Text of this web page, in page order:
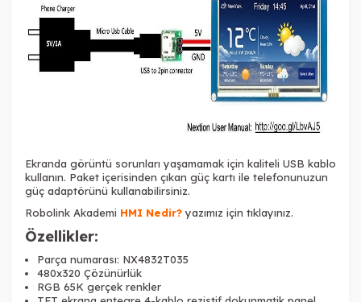
Ekranda görüntü sorunları yaşamamak için kaliteli USB kablo
kullanın. Paket içerisinden çıkan güç kartı ile telefonunuzun
güç adaptörünü kullanabilirsiniz.
Robolink Akademi HMI Nedir?yazımız için tıklayınız.
Özellikler:
Parça numarası: NX4832T035
480x320 Çözünürlük
RGB 65K gerçek renkler